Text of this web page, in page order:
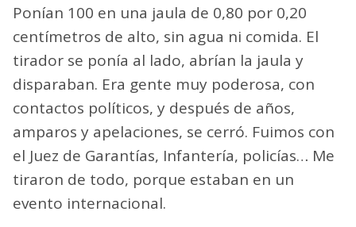
Ponían 100 en una jaula de 0,80 por 0,20
centímetros de alto, sin agua ni comida. El
tirador se ponía al lado, abrían la jaula y
disparaban. Era gente muy poderosa, con
contactos políticos, y después de años,
amparos y apelaciones, se cerró. Fuimos con
el Juez de Garantías, Infantería, policías… Me
tiraron de todo, porque estaban en un
evento internacional.